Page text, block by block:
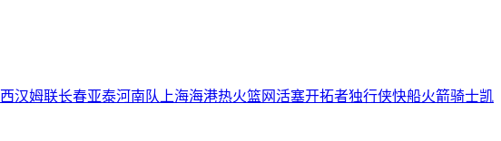
西汉姆联长春亚泰河南队 上海海港热火篮网活塞开拓者独行侠快船火箭骑士凯